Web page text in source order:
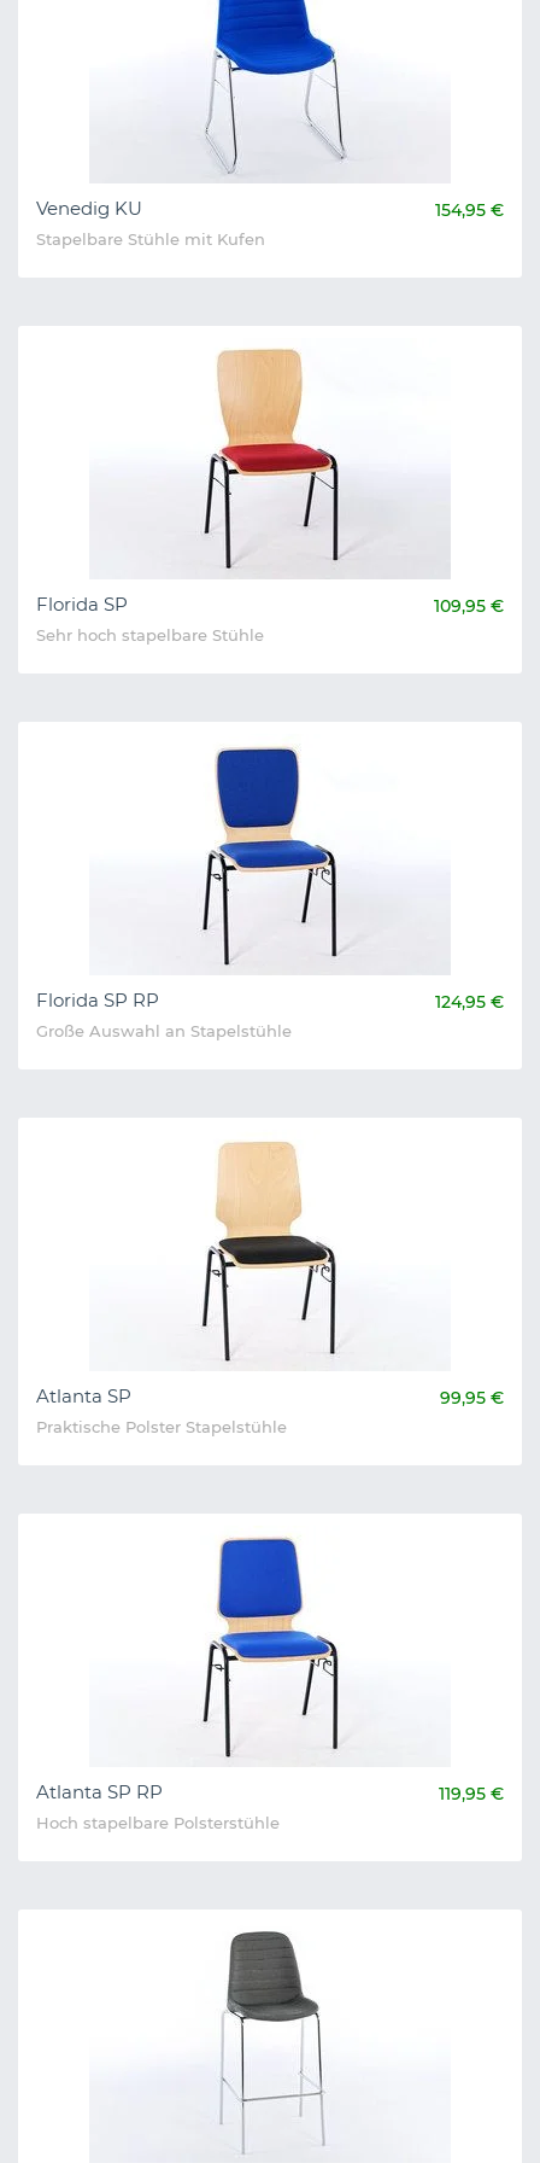
Venedig KU 154,95 €
Stapelbare Stühle mit Kufen
Florida SP 109,95 €
Sehr hoch stapelbare Stühle
Florida SP RP 124,95 €
Große Auswahl an Stapelstühle
Atlanta SP 99,95 €
Praktische Polster Stapelstühle
Atlanta SP RP 119,95 €
Hoch stapelbare Polsterstühle